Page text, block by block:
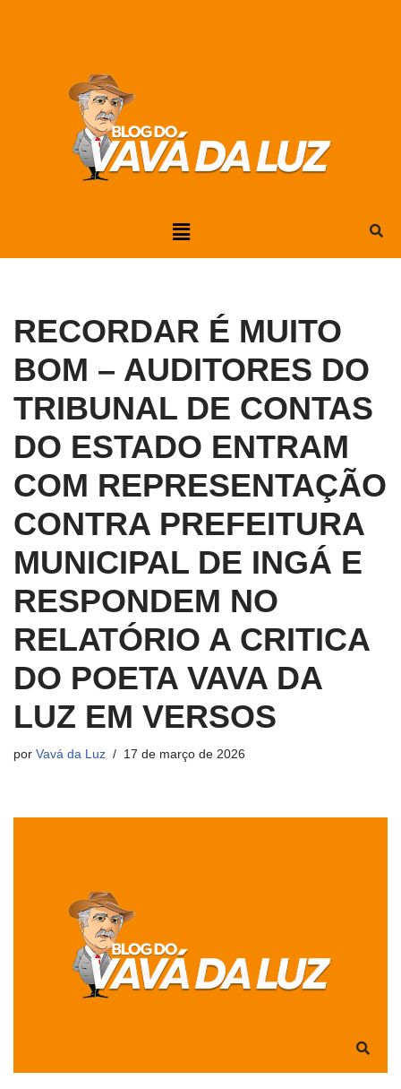
RECORDAR É MUITO
BOM – AUDITORES DO
TRIBUNAL DE CONTAS
DO ESTADO ENTRAM
COM REPRESENTAÇÃO
CONTRA PREFEITURA
MUNICIPAL DE INGÁ E
RESPONDEM NO
RELATÓRIO A CRITICA
DO POETA VAVA DA
LUZ EM VERSOS
por Vavá da Luz 17 de março de 2026